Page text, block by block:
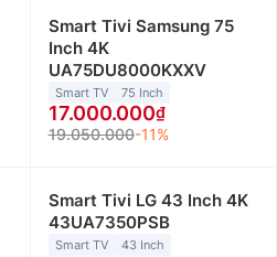
Smart Tivi Samsung 75
Inch 4K
UA75DU8000KXXV
Smart TV 75 Inch
17.000.000
19.050.000-11%
Smart Tivi LG 43 Inch 4K
43UA7350PSB
Smart TV 43 Inch